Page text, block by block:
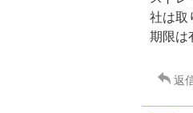
社は取
期限は
返